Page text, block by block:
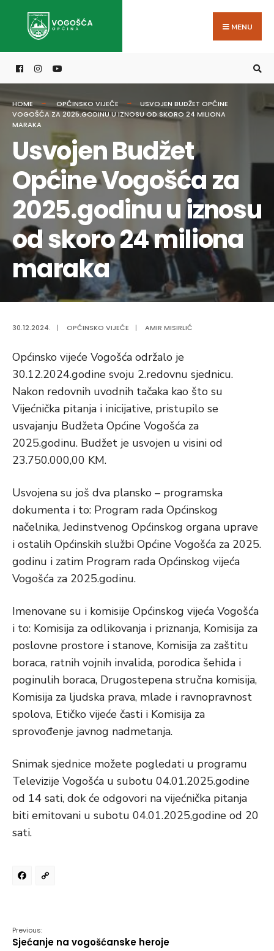
MENU
HOME OPĆINSKO VIJEĆE
USVOJEN BUDŽET OPĆINE
VOGOŠĆA ZA 2025.GODINU U IZNOSU OD SKORO 24 MILIONA
MARAKA
Usvojen Budžet
Općine Vogošća za
2025.godinu u iznosu
od skoro 24 miliona
maraka
30.12.2024. | OPĆINSKO VIJEĆE | AMIR MISIRLIĆ
Općinsko vijeće Vogošća održalo je
30.12.2024.godine svoju 2.redovnu sjednicu.
Nakon redovnih uvodnih tačaka kao što su
Vijećnička pitanja i inicijative, pristupilo se
usvajanju Budžeta Općine Vogošća za
2025.godinu. Budžet je usvojen u visini od
23.750.000,00 KM.
Usvojena su još dva plansko – programska
dokumenta i to: Program rada Općinskog
načelnika, Jedinstvenog Općinskog organa uprave
i ostalih Općinskih službi Općine Vogošća za 2025.
godinu i zatim Program rada Općinskog vijeća
Vogošća za 2025.godinu.
Imenovane su i komisije Općinskog vijeća Vogošća
i to: Komisija za odlikovanja i priznanja, Komisija za
poslovne prostore i stanove, Komisija za zaštitu
boraca, ratnih vojnih invalida, porodica šehida i
poginulih boraca, Drugostepena stručna komisija,
Komisija za ljudska prava, mlade i ravnopravnost
spolova, Etičko vijeće časti i Komisija za
sprovođenje javnog nadmetanja.
Snimak sjednice možete pogledati u programu
Televizije Vogošća u subotu 04.01.2025.godine
od 14 sati, dok će odgovori na vijećnička pitanja
biti emitovani u subotu 04.01.2025,godine od 20
sati.
Facebook
Previous:
Sjećanje na vogošćanske heroje
for: